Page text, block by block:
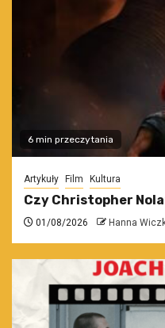
6 min przeczytania
Artykuły Film Kultura
Czy Christopher
01/08/2026 Hanna